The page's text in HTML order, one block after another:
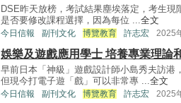
DSE昨天放榜，考試結果塵埃落定，考生
是否要修改課程選擇，因為每位 ...全文
今日信報 副刊文化 博覽教育 許志宏 2025
娛樂及遊戲應用學士 培養專業理論
早前日本「神級」遊戲設計師小島秀夫訪港
但現今打電子遊「戲」可以非常專 ...全文
今日信報 副刊文化 博覽教育 許志宏 2025